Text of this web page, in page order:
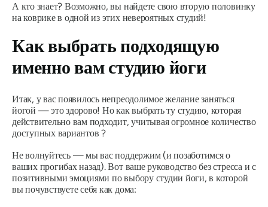
А кто знает? Возможно, вы найдете свою вторую половинку
на коврике в одной из этих невероятных студий!
Как выбрать подходящую
именно вам студию йоги
Итак, у вас появилось непреодолимое желание заняться
йогой — это здорово! Но как выбрать ту студию, которая
действительно вамподходит, учитываяогромное количество
доступных вариантов ?
Не волнуйтесь — мы вас поддержим (и позаботимся о
ваших прогибах назад). Вот ваше руководство без стресса и с
позитивными эмоциями по выбору студии йоги, в которой
вы почувствуете себя как дома: